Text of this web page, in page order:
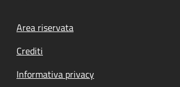
Footer menu
Area riservata
Crediti
Informativa privacy